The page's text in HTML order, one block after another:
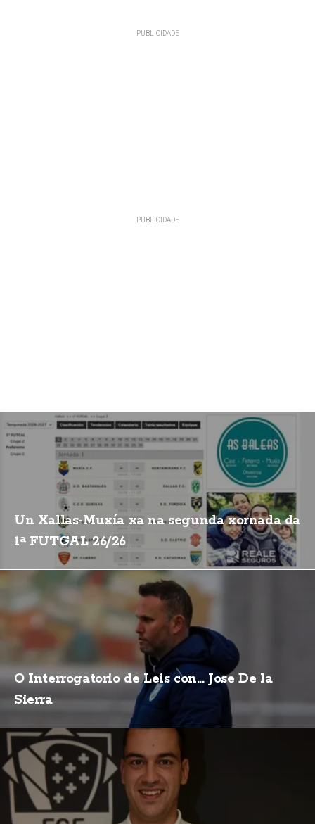
Un Xallas-Muxía xa na segunda xornada da
1ª FUTGAL 26/26
O Interrogatorio de Leis con... Jose De la
Sierra